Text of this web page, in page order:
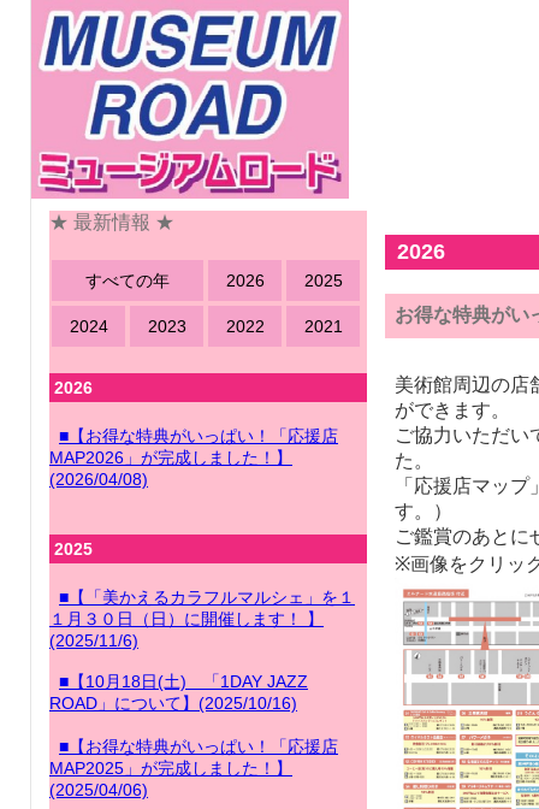
★ 最新情報 ★
すべての年 2026 2025
2024 2023 2022 2021
2026
■【お得な特典がいっぱい！「応援店
MAP2026」が完成しました！】
(2026/04/08)
2025
■【「美かえるカラフルマルシェ」を１
１月３０日（日）に開催します！ 】
(2025/11/6)
■【10月18日(土) 「1DAY JAZZ
ROAD」について】(2025/10/16)
■【お得な特典がいっぱい！「応援店
MAP2025」が完成しました！】
(2025/04/06)
2026
お得な特典がい
美術館周辺の店
ができます。
ご協力いただい
た。
「応援店マッ
す。）
ご鑑賞のあとに
※画像をクリッ